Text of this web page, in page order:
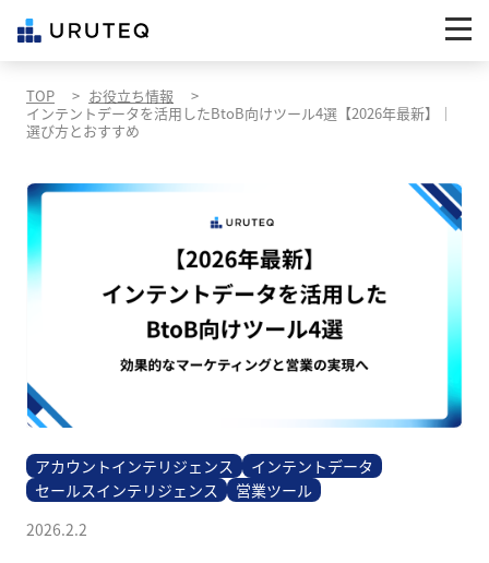
TOP
お役立ち情報
インテントデータを活用したBtoB向けツール4選【2026年最新】｜
選び方とおすすめ
アカウントインテリジェンス
インテントデータ
セールスインテリジェンス
営業ツール
2026.2.2